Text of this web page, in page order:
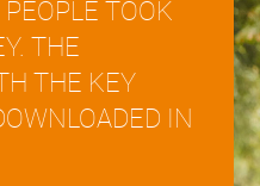
TOOK
THE
THE KEY
IN